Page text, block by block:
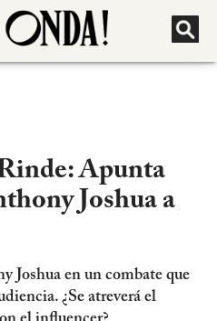
Apunta
Joshua a
Joshua en un combate que
¿Se atreverá el